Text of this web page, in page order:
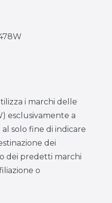
i marchi delle
esclusivamente a
solo fine di indicare
dei
dei predetti marchi
o